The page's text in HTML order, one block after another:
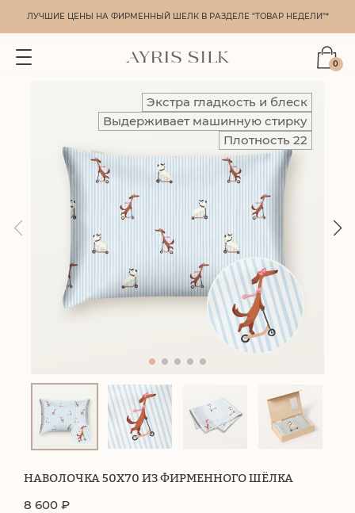
ЛУЧШИЕ ЦЕНЫ НА ФИРМЕННЫЙ ШЕЛК В РАЗДЕЛЕ "ТОВАР НЕДЕЛИ"*
0
Экстра гладкость и блеск
Выдерживает машинную стирку
Плотность 22
НАВОЛОЧКА 50Х70 ИЗ ФИРМЕННОГО ШЁЛКА
8 600 ₽